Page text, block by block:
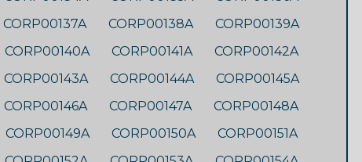
CORP00137A
CORP00138A
CORP00139A
CORP00140A
CORP00141A
CORP00142A
CORP00143A
CORP00144A
CORP00145A
CORP00146A
CORP00147A
CORP00148A
CORP00149A
CORP00150A
CORP00151A